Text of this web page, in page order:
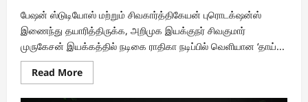
பேஷன் ஸ்டுடியோஸ் மற்றும் சிவகார்த்திகேயன் புரொடக்‌ஷன்ஸ்
இணைந்து தயாரித்திருக்க, அறிமுக இயக்குநர் சிவகுமார்
முருகேசன் இயக்கத்தில் நடிகை ராதிகா நடிப்பில் வெளியான ‘தாய்...
Read MoreRead
more